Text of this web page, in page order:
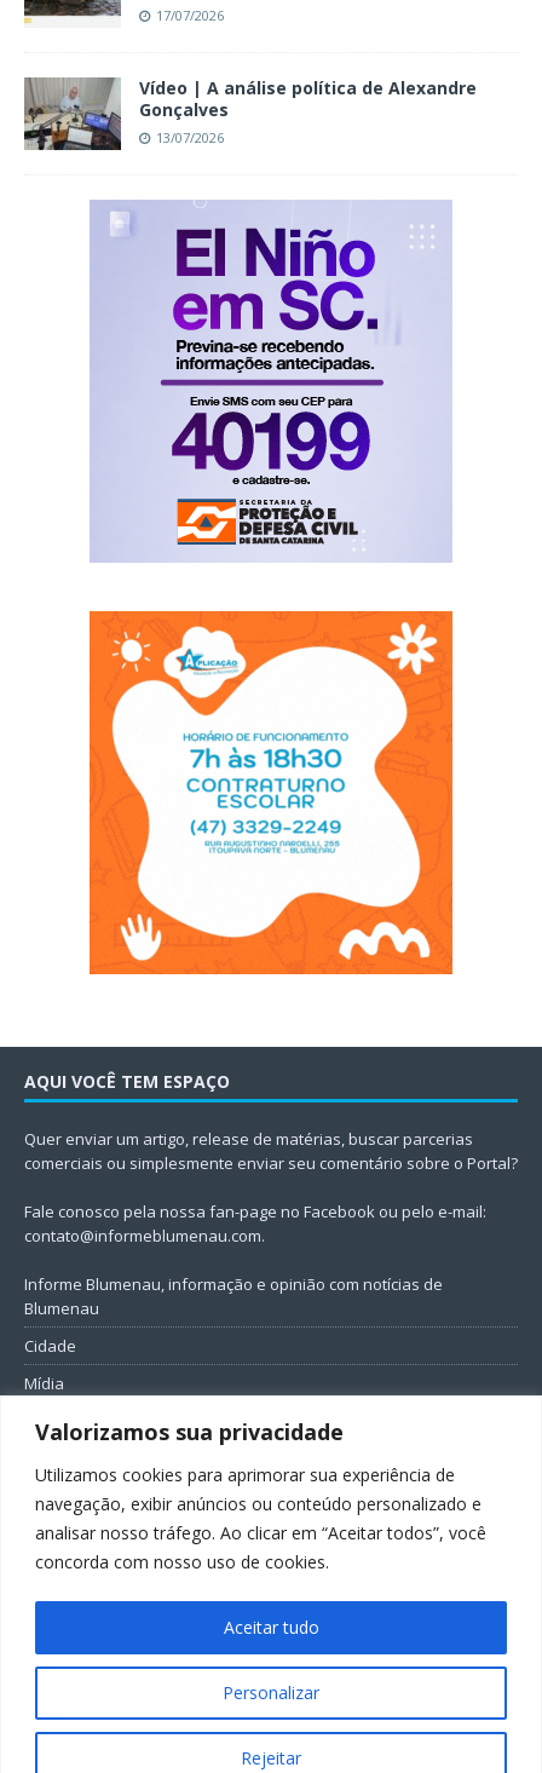
Valorizamos sua privacidade
Utilizamos cookies para aprimorar sua experiência de
navegação, exibir anúncios ou conteúdo personalizado e
analisar nosso tráfego. Ao clicar em “Aceitar todos”, você
concorda com nosso uso de cookies.
Personalizar
Rejeitar
Aceitar tudo
17/07/2026
Vídeo | A análise política de Alexandre
Gonçalves
13/07/2026
AQUI VOCÊ TEM ESPAÇO
Quer enviar um artigo, release de matérias, buscar parcerias
comerciais ou simplesmente enviar seu comentário sobre o Portal?
Fale conosco pela nossa fan-page no Facebook ou pelo e-mail:
contato@informeblumenau.com.
Informe Blumenau, informação e opinião com notícias de
Blumenau
Cidade
Mídia
Entretenimento
Política
Todos os direitos reservados ao Informe Blumenau